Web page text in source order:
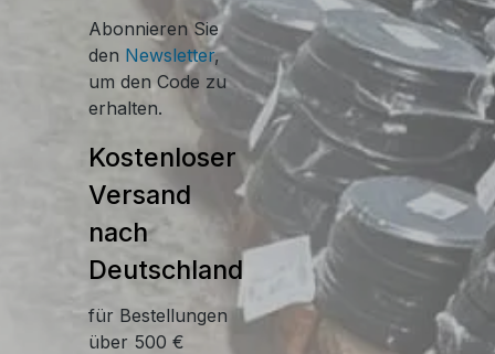
Abonnieren Sie
den Newsletter,
um den Code zu
erhalten.
Kostenloser
Versand
nach
Deutschland
für Bestellungen
über 500 €